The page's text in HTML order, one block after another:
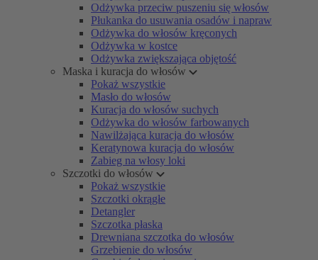
Odżywka przeciw puszeniu się włosów
Płukanka do usuwania osadów i napraw
Odżywka do włosów kręconych
Odżywka w kostce
Odżywka zwiększająca objętość
Maska i kuracja do włosów
Pokaż wszystkie
Masło do włosów
Kuracja do włosów suchych
Odżywka do włosów farbowanych
Nawilżająca kuracja do włosów
Keratynowa kuracja do włosów
Zabieg na włosy loki
Szczotki do włosów
Pokaż wszystkie
Szczotki okrągłe
Detangler
Szczotka płaska
Drewniana szczotka do włosów
Grzebienie do włosów